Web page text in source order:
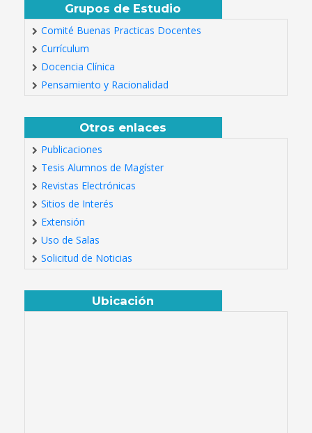
Grupos de Estudio
Comité Buenas Practicas Docentes
Currículum
Docencia Clínica
Pensamiento y Racionalidad
Otros enlaces
Publicaciones
Tesis Alumnos de Magíster
Revistas Electrónicas
Sitios de Interés
Extensión
Uso de Salas
Solicitud de Noticias
Ubicación